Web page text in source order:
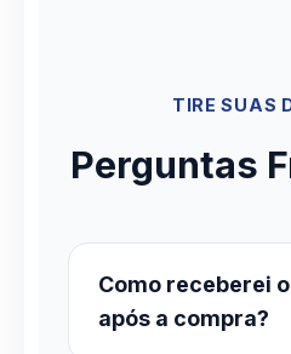
TIRE SUAS
Perguntas
Como receberei
após a compra?